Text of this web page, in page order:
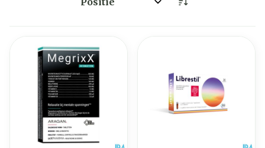
Sorteer op: